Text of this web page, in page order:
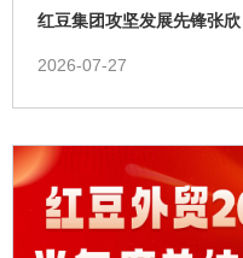
红豆集团攻坚发展先锋张
2026-07-27